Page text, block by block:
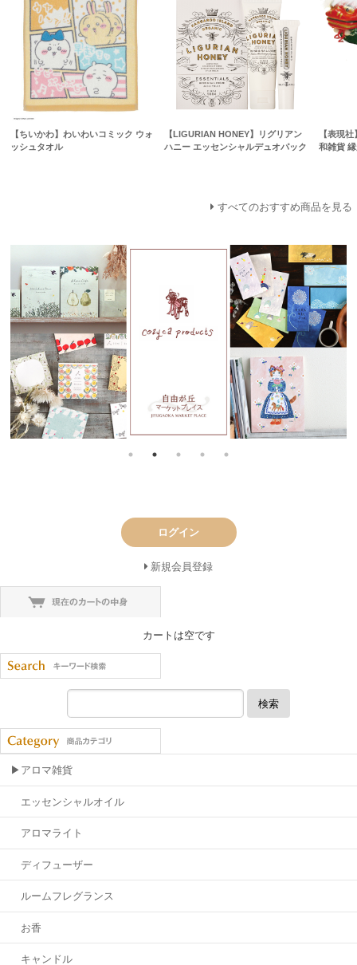
【ちいかわ】わいわいコミック ウォ
ッシュタオル
【LIGURIAN HONEY】リグリアン
ハニー エッセンシャルデュオパック
【表現
和雑貨
すべてのおすすめ商品を見る
ログイン
新規会員登録
カートは空です
検索
▶アロマ雑貨
エッセンシャルオイル
アロマライト
ディフューザー
ルームフレグランス
お香
キャンドル